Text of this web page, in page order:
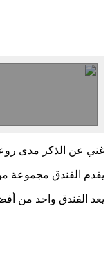
غني عن الذكر مدى
يقدم الفندق مجموعة
يعد الفندق واحد من